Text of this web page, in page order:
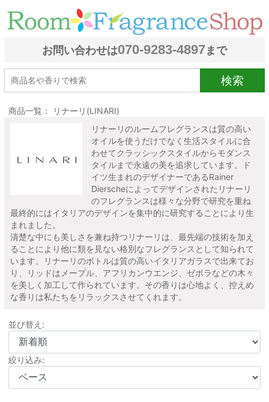
お問い合わせは070-9283-4897まで
検索
商品一覧： リナーリ(LINARI)
リナーリのルームフレグランスは質の高い
オイルを使うだけでなく生活スタイルに合
わせてクラッシックスタイルからモダンス
タイルまで永遠の美を追求しています。ド
イツ生まれのデザイナーであるRainer
Dierscheによってデザインされたリナーリ
のフレグランスは様々な分野で研究を重ね
最終的にはイタリアのデザインを集中的に研究することにより生
まれました。
清楚な中にも美しさを兼ね持つリナーリは、最先端の技術を加え
ることにより他に類を見ない格別なフレグランスとして知られて
います。リナーリのボトルは質の高いイタリアガラスで出来てお
り、リッドはメープル、アフリカンウエンジ、ゼボラなどの木々
を美しく加工して作られています。その香りは心地よく、控えめ
な香りは私たちをリラックスさせてくれます。
並び替え:
絞り込み: